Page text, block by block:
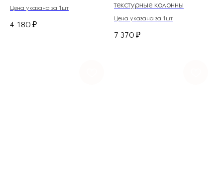
Цена указана за 1шт
4 180 ₽
текстурные колонны
Цена указана за 1шт
7 370 ₽